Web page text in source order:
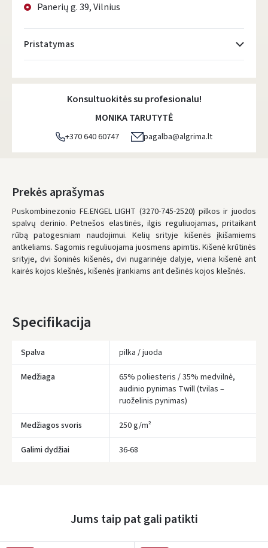
Panerių g. 39, Vilnius
Pristatymas
Atsiėmimo taškai- 0.00 €
DPD kurjeris - 5.00 €
DPD paštomatai- 4.00 €
LP Express paštomatai
LP Express kurjeris- 4.00 €
Pirmadienį, Rugpjūčio 10 d.
UŽSAKYMUS NUO 80 € PRISTATOME NEMOKAMAI!
IKI NEMOKAMO PRISTATYMO TRŪKSTA:80 €
Konsultuokitės su profesionalu!
MONIKA TARUTYTĖ
+370 640 60747 pagalba@algrima.lt
Prekės aprašymas
Puskombinezonio FE.ENGEL LIGHT (3270-745-2520) pilkos ir juodos
spalvų derinio. Petnešos elastinės, ilgis reguliuojamas, pritaikant
rūbą patogesniam naudojimui. Kelių srityje kišenės įkišamiems
antkeliams. Sagomis reguliuojama juosmens apimtis. Kišenė krūtinės
srityje, dvi šoninės kišenės, dvi nugarinėje dalyje, viena kišenė ant
kairės kojos klešnės, kišenės įrankiams ant dešinės kojos klešnės.
Specifikacija
Spalva pilka / juoda
Medžiaga
65% poliesteris / 35% medvilnė,
audinio pynimas Twill (tvilas –
ruoželinis pynimas)
Medžiagos svoris 250 g/m²
Galimi dydžiai 36-68
Jums taip pat gali patikti
Įvertinimas: